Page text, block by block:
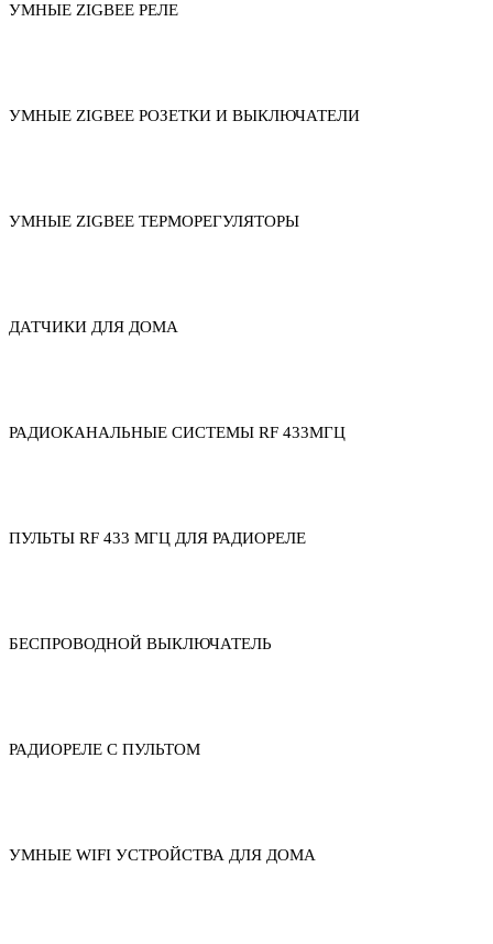
УМНЫЕ ZIGBEE РЕЛЕ
УМНЫЕ ZIGBEE РОЗЕТКИ И ВЫКЛЮЧАТЕЛИ
УМНЫЕ ZIGBEE ТЕРМОРЕГУЛЯТОРЫ
ДАТЧИКИ ДЛЯ ДОМА
РАДИОКАНАЛЬНЫЕ СИСТЕМЫ RF 433МГЦ
ПУЛЬТЫ RF 433 МГЦ ДЛЯ РАДИОРЕЛЕ
БЕСПРОВОДНОЙ ВЫКЛЮЧАТЕЛЬ
РАДИОРЕЛЕ С ПУЛЬТОМ
УМНЫЕ WIFI УСТРОЙСТВА ДЛЯ ДОМА